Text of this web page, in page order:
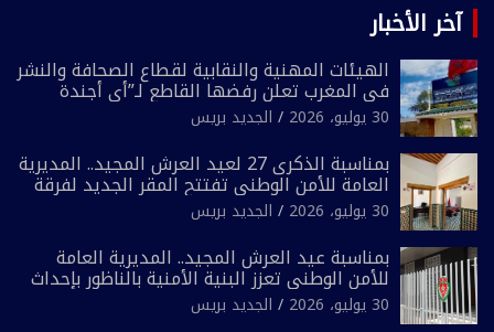
آخر الأخبار
الهيئات المهنية والنقابية لقطاع الصحافة والنشر
في المغرب تعلن رفضها القاطع لـ”أي أجندة
انتخابية مُعدة على مقاس سياسي ومصلحي
ضيق”
30 يوليو، 2026 الجديد بريس
بمناسبة الذكرى 27 لعيد العرش المجيد.. المديرية
العامة للأمن الوطني تفتتح المقر الجديد لفرقة
الشرطة السياحية بفاس
30 يوليو، 2026 الجديد بريس
بمناسبة عيد العرش المجيد.. المديرية العامة
للأمن الوطني تعزز البنية الأمنية بالناظور بإحداث
فرقتين جديدتين
30 يوليو، 2026 الجديد بريس